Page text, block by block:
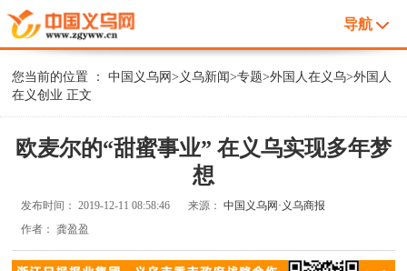
导航
您当前的位置 ：中国义乌网> 义乌新闻>专题>外国人在义乌>外国人
在义创业 正文
欧麦尔的“甜蜜事业” 在义乌实现多年梦
想
发布时间：2019-12-11 08:58:46 来源：中国义乌网·义乌商报
作者：龚盈盈